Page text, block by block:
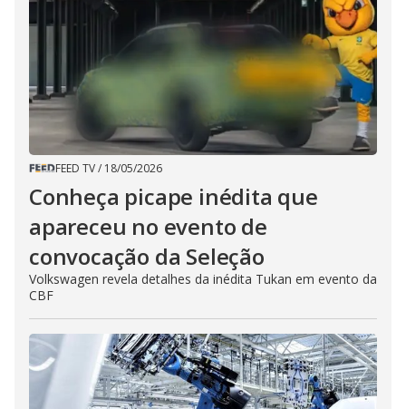
FEED TV/ 18/05/2026
Conheça picape inédita que
apareceu no evento de
convocação da Seleção
Volkswagen revela detalhes da inédita Tukan em evento da
CBF